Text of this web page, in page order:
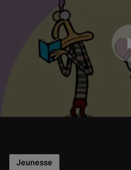
Jouer la vidéo Une Minute au Musée
Jeunesse